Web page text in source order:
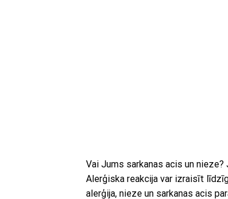
Vai Jums sarkanas acis un
Alerģiska reakcija var izraisīt
alerģija, nieze un sarkanas acis